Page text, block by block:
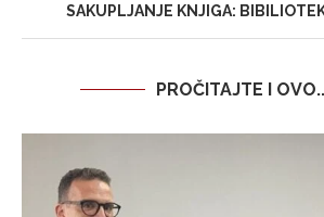
SAKUPLJANJE KNJIGA:
PROČITAJTE I